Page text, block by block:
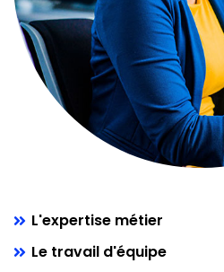
L'expertise métier
Le travail d'équipe